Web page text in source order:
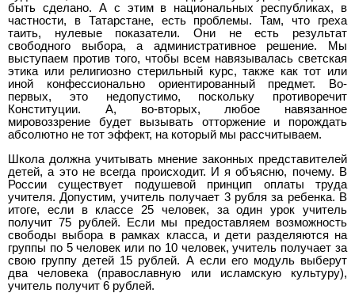
быть сделано. А с этим в национальных республиках, в
частности, в Татарстане, есть проблемы. Там, что греха
таить, нулевые показатели. Они не есть результат
свободного выбора, а административное решение. Мы
выступаем против того, чтобы всем навязывалась светская
этика или религиозно стерильный курс, также как тот или
иной конфессионально ориентированный предмет. Во-
первых, это недопустимо, поскольку противоречит
Конституции. А, во-вторых, любое навязанное
мировоззрение будет вызывать отторжение и порождать
абсолютно не тот эффект, на который мы рассчитываем.
Школа должна учитывать мнение законных представителей
детей, а это не всегда происходит. И я объясню, почему. В
России существует подушевой принцип оплаты труда
учителя. Допустим, учитель получает 3 рубля за ребенка. В
итоге, если в классе 25 человек, за один урок учитель
получит 75 рублей. Если мы предоставляем возможность
свободы выбора в рамках класса, и дети разделяются на
группы по 5 человек или по 10 человек, учитель получает за
свою группу детей 15 рублей. А если его модуль выберут
два человека (православную или исламскую культуру),
учитель получит 6 рублей.